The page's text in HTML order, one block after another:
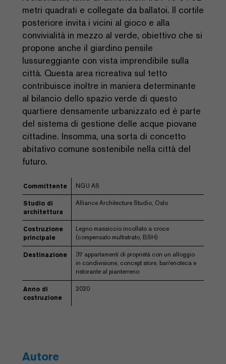
metri quadrati e collegate da ballatoi. Il cortile
posteriore invita i vicini al gioco e alla
convivialità in mezzo al verde, obiettivo che si
propone anche il giardino pensile
lussureggiante con vista imprendibile sulla
città. Questa area ricreativa sul tetto
contribuisce inoltre in maniera determinante
al bilancio dello spazio verde di questo
quartiere densamente urbanizzato ed è parte
del sistema di gestione delle acque piovane
cittadine. Insomma, una sorta di concetto
abitativo comune sostenibile nella città del
futuro.
Committente NGU AS
Studio di
architettura
Alliance Architecture Studio, Oslo
Costruzione
principale
Legno massiccio incollato a croce
(compensato multistrato, BSH)
Destinazione
37 appartamenti di proprietà con un alloggio
in condivisione, concept store, bar/enoteca e
ristorante al pianterreno
Anno di
costruzione
2020
Autore